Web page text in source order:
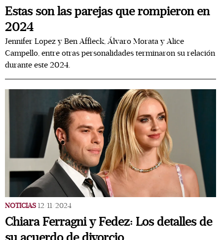
Estas son las parejas que rompieron en
2024
Jennifer Lopez y Ben Affleck, Álvaro Morata y Alice
Campello, entre otras personalidades terminaron su relación
durante este 2024.
NOTICIAS 12/11/2024
Chiara Ferragni y Fedez: Los detalles de